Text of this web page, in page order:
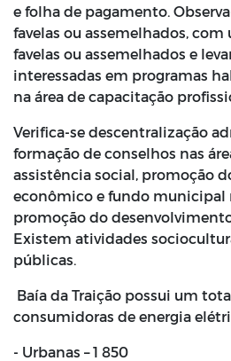
e folha de pagamento.
favelas ou assemelhados,
favelas ou assemelhados e
interessadas em programas
na área de capacitação
Verifica-se descentralização
formação de conselhos nas
assistência social, promoção
econômico e fundo municipal
promoção do
Existem atividades
públicas.
Baía da Traição possui um
consumidoras de energia
- Urbanas – 1 850